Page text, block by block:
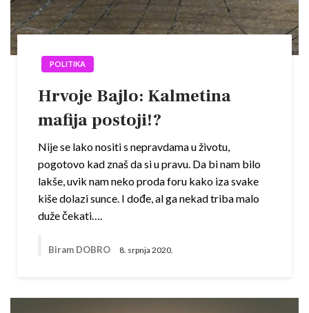
POLITIKA
Hrvoje Bajlo: Kalmetina
mafija postoji!?
Nije se lako nositi s nepravdama u životu,
pogotovo kad znaš da si u pravu. Da bi nam bilo
lakše, uvik nam neko proda foru kako iza svake
kiše dolazi sunce. I dođe, al ga nekad triba malo
duže čekati….
Biram DOBRO 8. srpnja 2020.